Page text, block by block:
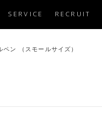
SERVICE RECRUIT
ン （スモールサイズ）